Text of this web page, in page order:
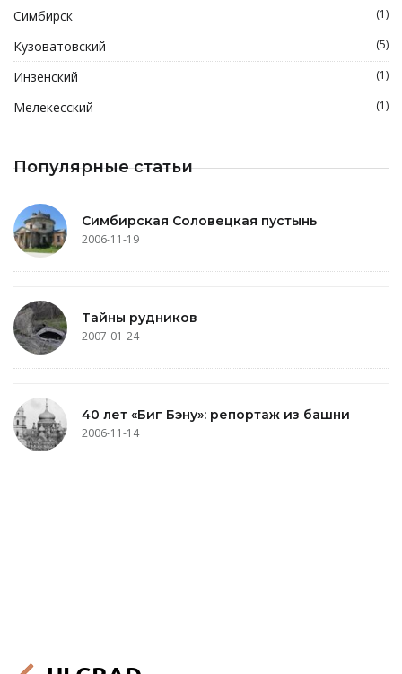
Симбирск (1)
Кузоватовский (5)
Инзенский (1)
Мелекесский (1)
Популярные статьи
Симбирская Соловецкая пустынь
2006-11-19
Тайны рудников
2007-01-24
40 лет «Биг Бэну»: репортаж из башни
2006-11-14